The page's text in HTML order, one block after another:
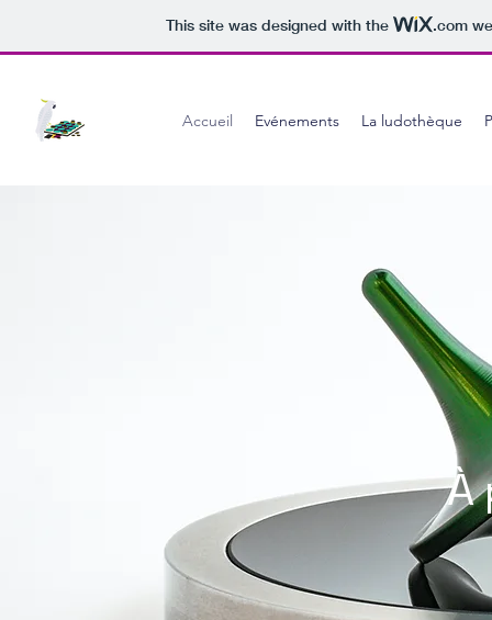
This site was designed with the .com
Accueil Evénements La ludothèque
À